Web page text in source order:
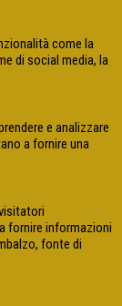
come la
di social media, la
e analizzare
a fornire una
fornire informazioni
fonte di